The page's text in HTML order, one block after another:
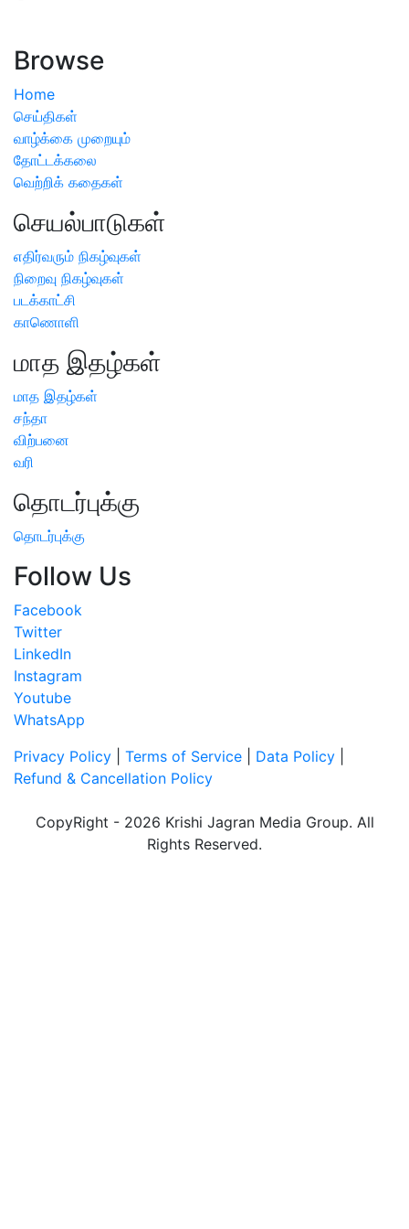
Browse
Home
செய்திகள்
வாழ்க்கை முறையும்
தோட்டக்கலை
வெற்றிக் கதைகள்
செயல்பாடுகள்
எதிர்வரும் நிகழ்வுகள்
நிறைவு நிகழ்வுகள்
படக்காட்சி
காணொளி
மாத இதழ்கள்
மாத இதழ்கள்
சந்தா
விற்பனை
வரி
தொடர்புக்கு
தொடர்புக்கு
Follow Us
Facebook
Twitter
LinkedIn
Instagram
Youtube
WhatsApp
Privacy Policy
Terms of Service Data Policy
Refund & Cancellation Policy
CopyRight - 2026 Krishi Jagran Media Group. All
Rights Reserved.